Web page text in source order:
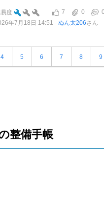
度 7 0
0
年7月18日 14:51
ぬん太206さん
4 5 6 7 8 9
整備手帳